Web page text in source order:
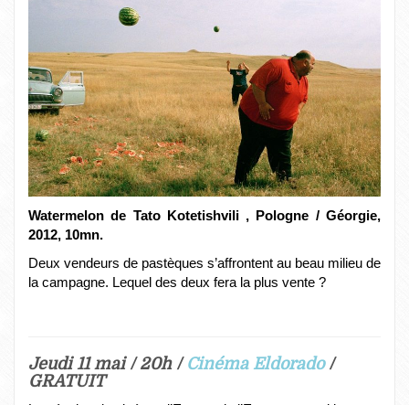
Watermelon de Tato Kotetishvili , Pologne / Géorgie,
2012, 10mn.
Deux vendeurs de pastèques s’affrontent au beau milieu de
la campagne. Lequel des deux fera la plus vente ?
Jeudi 11 mai / 20h / Cinéma Eldorado/
GRATUIT